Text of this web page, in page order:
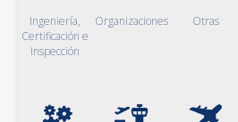
Ingeniería,
Certificación e
Inspección
Organizaciones Otras